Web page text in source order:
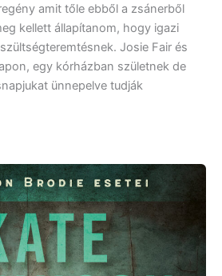
amit tőle ebből a zsánerből
kellett állapítanom, hogy igazi
Josie Fair és
egy kórházban születnek de
ünnepelve tudják